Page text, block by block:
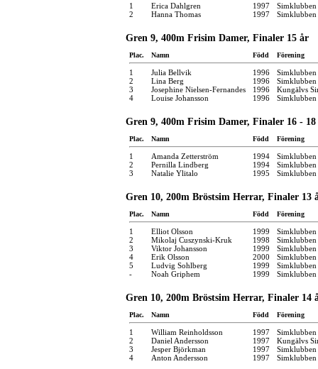
1 Erica Dahlgren 1997
Simklubben
2
Hanna Thomas 1997
Gren 9, 400m Frisim Damer, Finaler 15 år
Plac. Namn Född Förening
1 Julia Bellvik 1996
Simklubben
2
Lina Berg 1996
Simklubben
3
Josephine Nielsen-Fernandes 1996
Kungälvs
4
Louise Johansson 1996
Gren 9, 400m Frisim Damer, Finaler 16 -
Plac. Namn Född Förening
1 Amanda Zetterström 1994
Simklubben
2
Pernilla Lindberg 1994
Simklubben
3
Natalie Ylitalo 1995 Simklubben
Gren 10, 200m Bröstsim Herrar, Finaler 13
Plac. Namn Född Förening
1 Elliot Olsson 1999
2
Mikolaj Cuszynski-Kruk 1998
Simklubben
3
Viktor Johansson 1999
4
Erik Olsson 2000
5
Ludvig Sohlberg 1999
Simklubben
-
Noah Griphem 1999
Gren 10, 200m Bröstsim Herrar, Finaler 14
Plac. Namn Född Förening
1 William Reinholdsson 1997
2
Daniel Andersson 1997
Kungälvs
3
Jesper Björkman 1997
Simklubben
4
Anton Andersson 1997 Simklubben